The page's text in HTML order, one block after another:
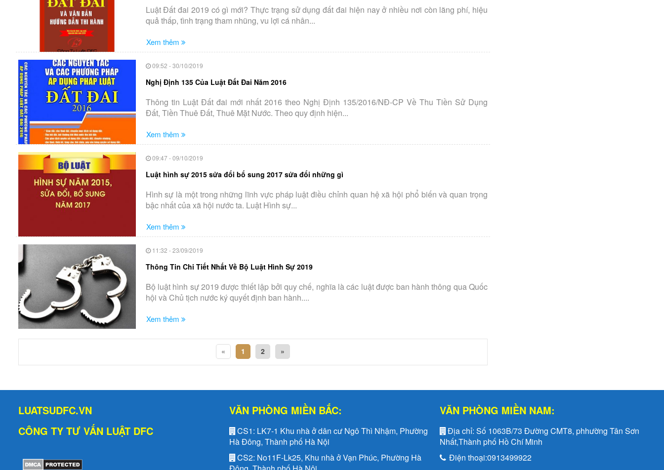
Luật Đất đai 2019 có gì mới? Thực trạng sử dụng đất đai hiện nay ở nhiều nơi còn lãng phí, hiệu
quả thấp, tình trạng tham nhũng, vu lợi cá nhân...
Xem thêm
09:52 - 30/10/2019
Nghị Định 135 Của Luật Đất Đai Năm 2016
Thông tin Luật Đất đai mới nhất 2016 theo Nghị Định 135/2016/NĐ-CP Về Thu Tiền Sử Dụng
Đất, Tiền Thuê Đất, Thuê Mặt Nước. Theo quy định hiện...
Xem thêm
09:47 - 09/10/2019
Luật hình sự 2015 sửa đổi bổ sung 2017 sửa đổi những gì
Hình sự là một trong những lĩnh vực pháp luật điều chỉnh quan hệ xã hội phổ biến và quan trọng
bậc nhất của xã hội nước ta. Luật Hình sự...
Xem thêm
11:32 - 23/09/2019
Thông Tin Chi Tiết Nhất Về Bộ Luật Hình Sự 2019
Bộ luật hình sự 2019 được thiết lập bởi quy chế, nghĩa là các luật được ban hành thông qua Quốc
hội và Chủ tịch nước ký quyết định ban hành....
Xem thêm
« 1 2 »
LUATSUDFC.VN
CÔNG TY TƯ VẤN LUẬT DFC
VĂN PHÒNG MIỀN BẮC:
CS1: LK7-1 Khu nhà ở dân cư Ngô Thì Nhậm, Phường
Hà Đông, Thành phố Hà Nội
CS2: No11F-Lk25, Khu nhà ở Vạn Phúc, Phường Hà
VĂN PHÒNG MIỀN NAM:
Địa chỉ: Số 1063B/73 Đường CMT8, phhường Tân Sơn
Nhất,Thành phố Hồ Chí Minh
Điện thoại:0913499922